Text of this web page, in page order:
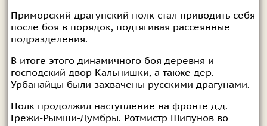
Приморский драгунский полк стал приводить себя
после боя в порядок, подтягивая рассеянные
подразделения.
В итоге этого динамичного боя деревня и
господский двор Кальнишки, а также дер.
Урбанайцы были захвачены русскими драгунами.
Полк продолжил наступление на фронте д.д.
Грежи-Рымши-Думбры. Ротмистр Шипунов во